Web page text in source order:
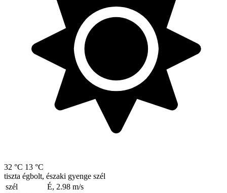
32 °C 13 °C
tiszta égbolt, északi gyenge szél
szél
É, 2.98 m/s